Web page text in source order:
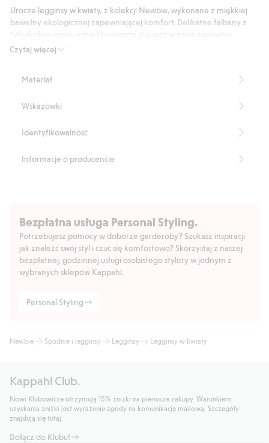
25
głosów
Czytaj więcej
Urocze legginsy w kwiaty, z kolekcji Newbie, wykonane z miękkiej
bawełny ekologicznej zapewniającej komfort. Delikatne falbany z
wygodne dopasowanie. Legginsy są wykończone szwem z ładnymi
dopasowania do ubrań mamy.
Numer artykułu
Materiał
Wskazówki
Identyfikowalność
Informacje o producencie
Bezpłatna usługa Personal Styling.
Potrzebujesz pomocy w doborze garderoby? Szukasz inspiracji
jak znaleźć swój styl i czuć się komfortowo? Skorzystaj z naszej
bezpłatnej, godzinnej usługi osobistego stylisty w jednym z
wybranych sklepów Kappahl.
Personal Styling
Newbie Spodnie i legginsy Legginsy Legginsy w kwiaty
Kappahl Club.
Nowi Klubowicze otrzymują 15% zniżki na pierwsze zakupy. Warunkiem
uzyskania zniżki jest wyrażenie zgody na komunikację mailową. Szczegóły
znajdują się tutaj.
Dołącz do Klubu!